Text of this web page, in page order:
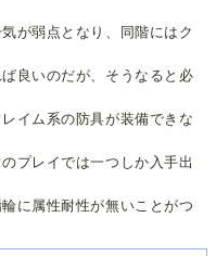
が弱点となり、同階にはク
良いのだが、そうなると必
イム系の防具が装備できな
プレイでは一つしか入手出
に属性耐性が無いことがつ